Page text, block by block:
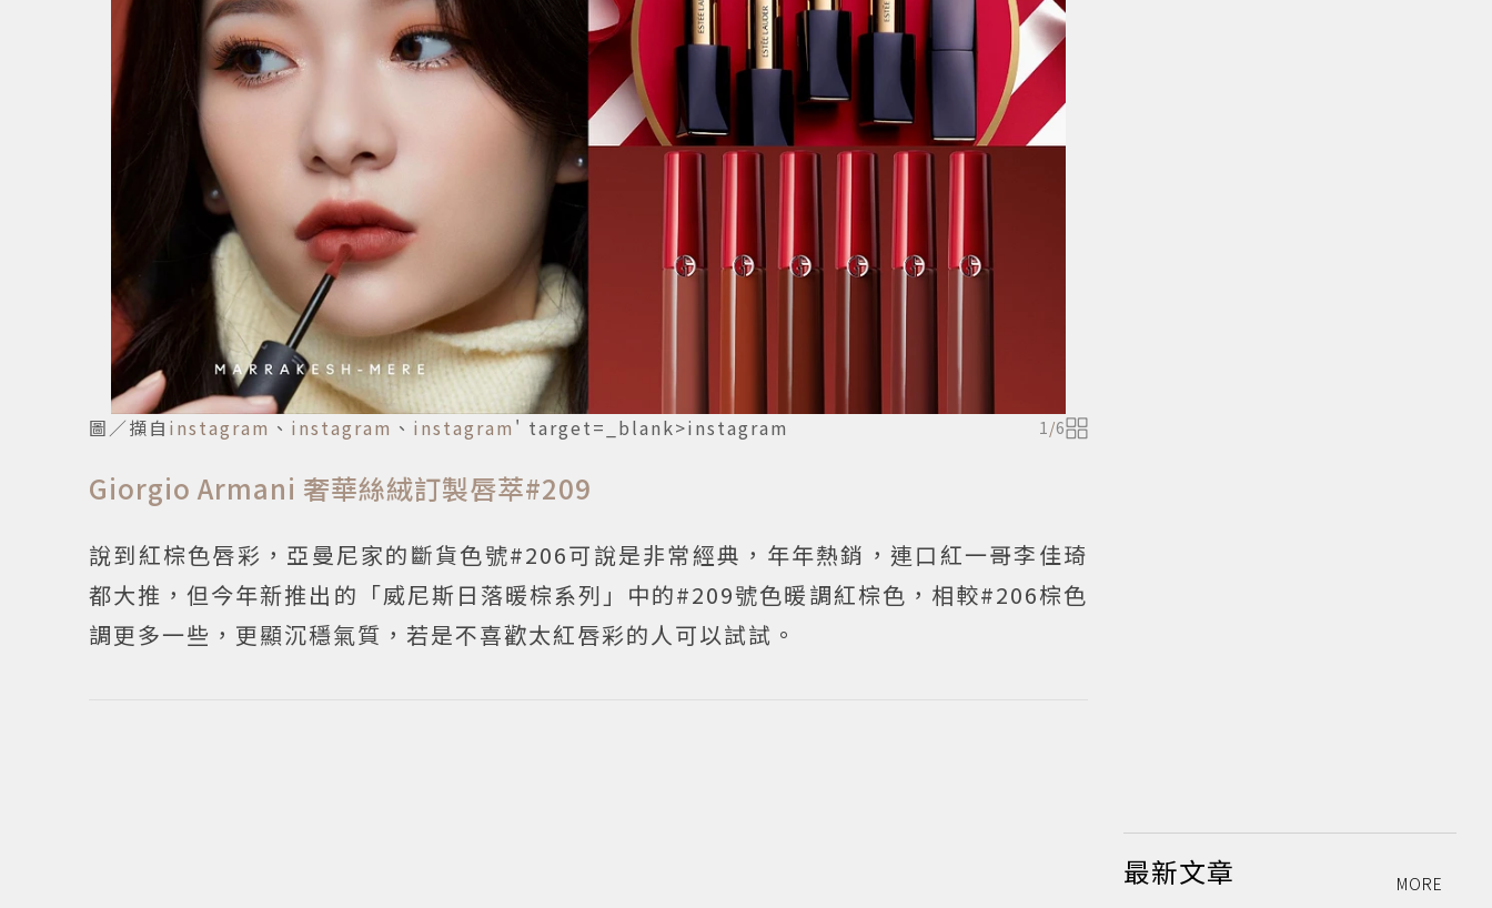
圖／擷自 instagram 、 instagram 、 instagram ' target=_blank>instagram 1/6
Giorgio Armani 奢華絲絨訂製唇萃#209
說到紅棕色唇彩，亞曼尼家的斷貨色號#206可說是非常經典，年年熱銷，連口紅一哥李佳琦
都大推，但今年新推出的「威尼斯日落暖棕系列」中的#209號色暖調紅棕色，相較#206棕色
調更多一些，更顯沉穩氣質，若是不喜歡太紅唇彩的人可以試試。
最新文章 MORE